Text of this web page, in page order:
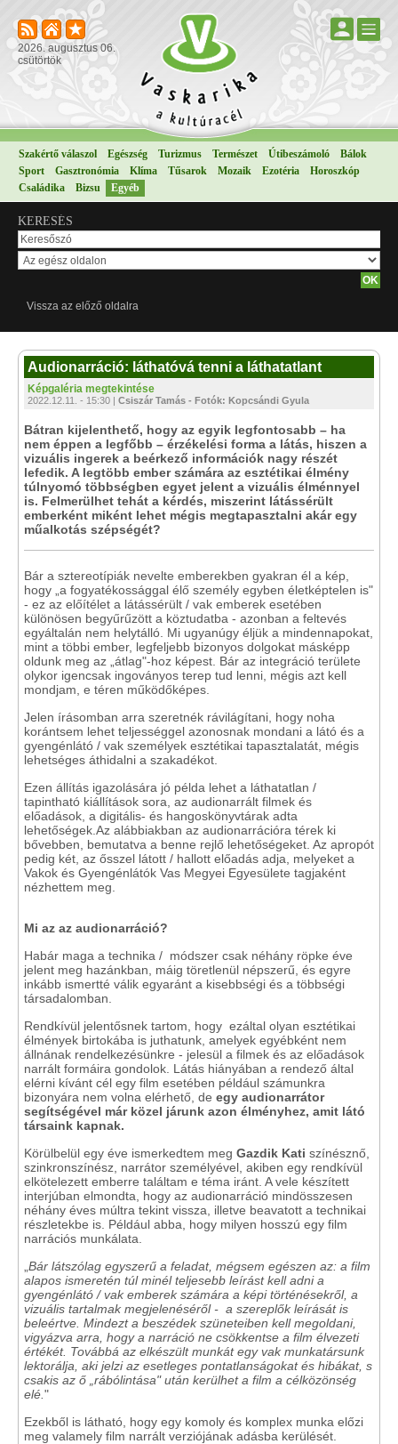
2026. augusztus 06.
csütörtök
Szakértő válaszol Egészség Turizmus Természet Útibeszámoló
Bálok
Sport
Gasztronómia Klíma Tűsarok Mozaik Ezotéria
Horoszkóp
Családika
Bizsu Egyéb
KERESÉS
Vissza az előző oldalra
Audionarráció: láthatóvá tenni a láthatatlant
Képgaléria megtekintése
2022.12.11. - 15:30 | Csiszár Tamás - Fotók: Kopcsándi Gyula
Bátran kijelenthető, hogy az egyik legfontosabb – ha
nem éppen a legfőbb – érzékelési forma a látás, hiszen a
vizuális ingerek a beérkező információk nagy részét
lefedik. A legtöbb ember számára az esztétikai élmény
túlnyomó többségben egyet jelent a vizuális élménnyel
is. Felmerülhet tehát a kérdés, miszerint látássérült
emberként miként lehet mégis megtapasztalni akár egy
műalkotás szépségét?
Bár a sztereotípiák nevelte emberekben gyakran él a kép,
hogy „a fogyatékossággal élő személy egyben életképtelen is"
- ez az előítélet a látássérült / vak emberek esetében
különösen begyűrűzött a köztudatba - azonban a feltevés
egyáltalán nem helytálló. Mi ugyanúgy éljük a mindennapokat,
mint a többi ember, legfeljebb bizonyos dolgokat másképp
oldunk meg az „átlag"-hoz képest. Bár az integráció területe
olykor igencsak ingoványos terep tud lenni, mégis azt kell
mondjam, e téren működőképes.
Jelen írásomban arra szeretnék rávilágítani, hogy noha
korántsem lehet teljességgel azonosnak mondani a látó és a
gyengénlátó / vak személyek esztétikai tapasztalatát, mégis
lehetséges áthidalni a szakadékot.
Ezen állítás igazolására jó példa lehet a láthatatlan /
tapintható kiállítások sora, az audionarrált filmek és
előadások, a digitális- és hangoskönyvtárak adta
lehetőségek.Az alábbiakban az audionarrációra térek ki
bővebben, bemutatva a benne rejlő lehetőségeket. Az apropót
pedig két, az ősszel látott / hallott előadás adja, melyeket a
Vakok és Gyengénlátók Vas Megyei Egyesülete tagjaként
nézhettem meg.
Mi az az audionarráció?
Habár maga a technika / módszer csak néhány röpke éve
jelent meg hazánkban, máig töretlenül népszerű, és egyre
inkább ismertté válik egyaránt a kisebbségi és a többségi
társadalomban.
Rendkívül jelentősnek tartom, hogy ezáltal olyan esztétikai
élmények birtokába is juthatunk, amelyek egyébként nem
állnának rendelkezésünkre - jelesül a filmek és az előadások
narrált formáira gondolok. Látás hiányában a rendező által
elérni kívánt cél egy film esetében például számunkra
bizonyára nem volna elérhető, de egy audionarrátor
segítségével már közel járunk azon élményhez, amit látó
társaink kapnak.
Körülbelül egy éve ismerkedtem meg Gazdik Kati színésznő,
szinkronszínész, narrátor személyével, akiben egy rendkívül
elkötelezett emberre találtam e téma iránt. A vele készített
interjúban elmondta, hogy az audionarráció mindösszesen
néhány éves múltra tekint vissza, illetve beavatott a technikai
részletekbe is. Például abba, hogy milyen hosszú egy film
narrációs munkálata.
Bár látszólag egyszerű a feladat, mégsem egészen az: a film
alapos ismeretén túl minél teljesebb leírást kell adni a
gyengénlátó / vak emberek számára a képi történésekről, a
vizuális tartalmak megjelenéséről - a szereplők leírását is
beleértve. Mindezt a beszédek szüneteiben kell megoldani,
vigyázva arra, hogy a narráció ne csökkentse a film élvezeti
értékét. Továbbá az elkészült munkát egy vak munkatársunk
lektorálja, aki jelzi az esetleges pontatlanságokat és hibákat, s
csakis az ő „rábólintása" után kerülhet a film a célközönség
elé. "
Ezekből is látható, hogy egy komoly és komplex munka előzi
meg valamely film narrált verziójának adásba kerülését.